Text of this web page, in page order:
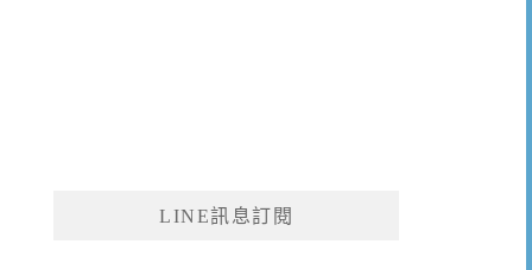
LINE訊息訂閱